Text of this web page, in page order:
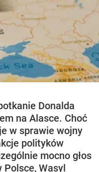
Donalda
na Alasce. Choć
w sprawie wojny
polityków
mocno głos
Polsce, Wasyl